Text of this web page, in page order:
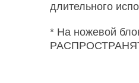
длительного
* На ножевой